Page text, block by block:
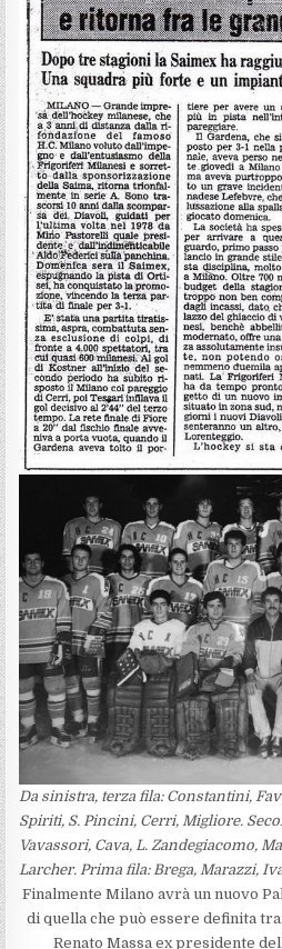
Da sinistra, terza fila: Constantini,
Spiriti, S. Pincini, Cerri, Migliore.
Vavassori, Cava, L. Zandegiacomo,
Larcher. Prima fila: Brega, Marazzi,
Finalmente Milano avrà un nuovo
di quella che può essere definita
Renato Massa ex presidente